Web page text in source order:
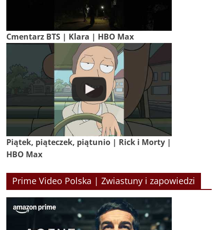
Cmentarz BTS | Klara | HBO Max
Piątek, piąteczek, piątunio | Rick i Morty |
HBO Max
Prime Video Polska | Zwiastuny i zapowiedzi